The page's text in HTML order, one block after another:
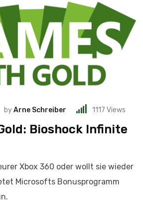
byArne Schreiber 1117 Views
Bioshock Infinite
Xbox 360 oder wollt sie wieder
Microsofts Bonusprogramm